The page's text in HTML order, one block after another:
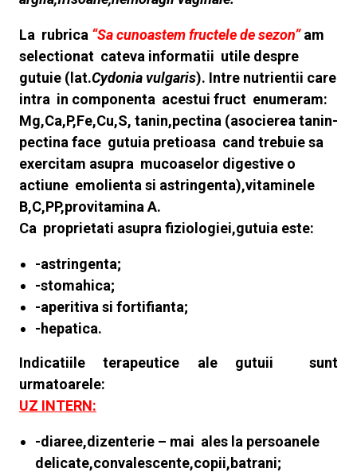
La rubrica “Sa cunoastem fructele de sezon”am
selectionat cateva informatii utile despre
gutuie (lat.Cydonia vulgaris). Intre nutrientii care
intra in componenta acestui fruct enumeram:
Mg,Ca,P,Fe,Cu,S, tanin,pectina (asocierea tanin-
pectina face gutuia pretioasa cand trebuie sa
exercitam asupra mucoaselor digestive o
actiune emolienta si astringenta),vitaminele
B,C,PP,provitamina A.
Ca proprietati asupra fiziologiei,gutuia este:
-astringenta;
-stomahica;
-aperitiva si fortifianta;
-hepatica.
Indicatiile terapeutice ale gutuii sunt
urmatoarele:
UZ INTERN:
-diaree,dizenterie – mai ales la persoanele
delicate,convalescente,copii,batrani;